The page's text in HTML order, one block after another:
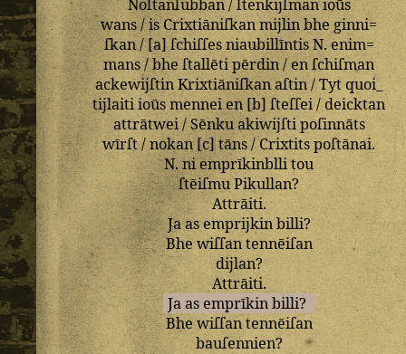
Noſtanſubban/ſtenkijſmanioūs
wans/is Crixtiāniſkanmijlinbheginni=
ſkan/ [a]ſchiſſesniaubillīntisN.enim=
mans/bhe ſtallētipērdin/enſchiſman
ackewijſtinKrixtiāniſkanaſtin/Tyt quoi_
tijlaitiioūsmennei en[b]ſteſſei/deicktan
attrātwei/Sēnkuakiwijſtipoſinnāts
wīrſt/nokan[c]tāns/Crixtitspoſtānai.
N.niemprīkinblli tou
ſtēiſmuPikullan?
Attrāiti.
Jaasemprijkinbilli?
Bhewiſſantennēiſan
dijlan?
Attrāiti.
Jaas emprīkinbilli?
Bhewiſſantennēiſan
bauſennien?